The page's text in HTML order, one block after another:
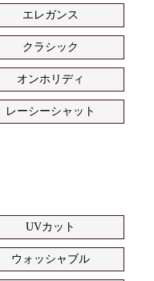
エレガンス
クラシック
オンホリディ
レーシーシャット
UVカット
ウォッシャブル